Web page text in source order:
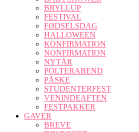
BRYLLUP
FESTIVAL
FØDSELSDAG
HALLOWEEN
KONFIRMATION
NONFIRMATION
NYTÅR
POLTERABEND
PÅSKE
STUDENTERFEST
VENINDEAFTEN
FESTPAKKER
GAVER
BREVE